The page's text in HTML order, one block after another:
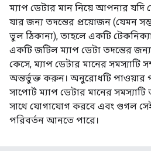
ম্যাপ ডেটার মান নিয়ে আপনার
যার জন্য তদন্তের প্রয়োজন (যেমন
ভুল ঠিকানা), তাহলে একটি
একটি জটিল ম্যাপ ডেটা তদন্তের
কেসে, ম্যাপ ডেটার মানের সমস্যাটি
অন্তর্ভুক্ত করুন। অনুরোধটি পাওয়ার
সাপোর্ট ম্যাপ ডেটার মানের
সাথে যোগাযোগ করবে এবং গুগল
পরিবর্তন আনতে পারে।